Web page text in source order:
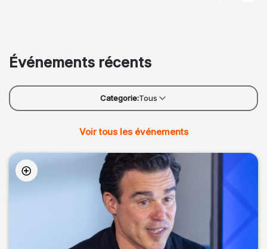
Événements récents
Categorie:Tous
Voir tous les événements